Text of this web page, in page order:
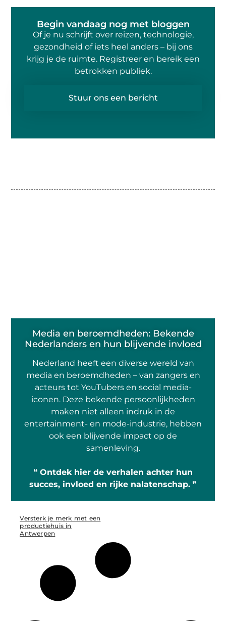
Begin vandaag nog met bloggen
Of je nu schrijft over reizen, technologie,
gezondheid of iets heel anders – bij ons
krijg je de ruimte. Registreer en bereik een
betrokken publiek.
Stuur ons een bericht
Media en beroemdheden: Bekende
Nederlanders en hun blijvende invloed
Nederland heeft een diverse wereld van
media en beroemdheden – van zangers en
acteurs tot YouTubers en social media-
iconen. Deze bekende persoonlijkheden
maken niet alleen indruk in de
entertainment- en mode-industrie, hebben
ook een blijvende impact op de
samenleving.
❝ Ontdek hier de verhalen achter hun
succes, invloed en rijke nalatenschap. ❞
Versterk je merk met een
productiehuis in
Antwerpen